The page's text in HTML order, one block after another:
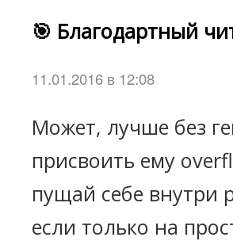
🎯 Благодартный
11.01.2016 в 12:08
Может, лучше без
присвоить ему
пущай себе внутри
если только на